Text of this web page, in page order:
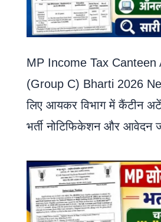
MP Income Tax Canteen
(Group C) Bharti 2026
लिए आयकर विभाग में कैंटीन
भर्ती नोटिफिकेशन और आवेदन